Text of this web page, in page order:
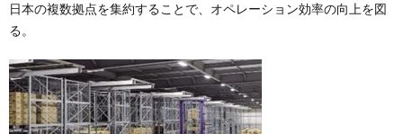
日本の複数拠点を集約することで、オペレーション効率の向上を図
る。